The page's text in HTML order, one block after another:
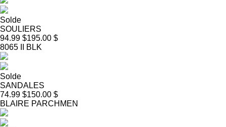
Solde
SOULIERS
94.99 $195.00 $
8065 II BLK
Solde
SANDALES
74.99 $150.00 $
BLAIRE PARCHMEN